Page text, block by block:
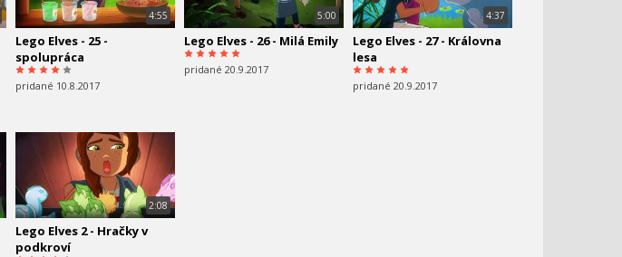
4:55
Lego Elves - 25 -
spolupráca
pridané 10.8.2017
5:00
Lego Elves - 26 - Milá Emily
pridané 20.9.2017
4:37
Lego Elves - 27 - Královna
lesa
pridané 20.9.2017
2:08
Lego Elves 2 - Hračky v
podkroví